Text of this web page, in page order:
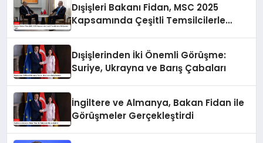
Dışişleri Bakanı Fidan, MSC 2025
Kapsamında Çeşitli Temsilcilerle
Dışişlerinden İki Önemli Görüşme:
Suriye, Ukrayna ve Barış Çabaları
İngiltere ve Almanya, Bakan Fidan ile
Görüşmeler Gerçekleştirdi